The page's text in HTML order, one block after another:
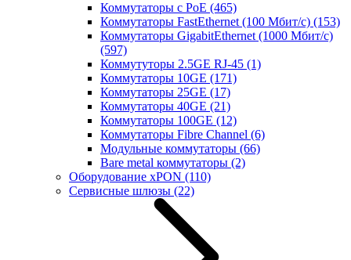
Коммутаторы с PoE (465)
Коммутаторы FastEthernet (100 Мбит/с) (153)
Коммутаторы GigabitEthernet (1000 Мбит/с)
(597)
Коммутуторы 2.5GE RJ-45 (1)
Коммутаторы 10GE (171)
Коммутаторы 25GE (17)
Коммутаторы 40GE (21)
Коммутаторы 100GE (12)
Коммутаторы Fibre Channel (6)
Модульные коммутаторы (66)
Bare metal коммутаторы (2)
Оборудование xPON (110)
Сервисные шлюзы (22)